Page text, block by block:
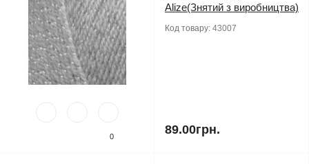
0
Alize(Знятий з виробництва)
Код товару: 43007
89.00грн.